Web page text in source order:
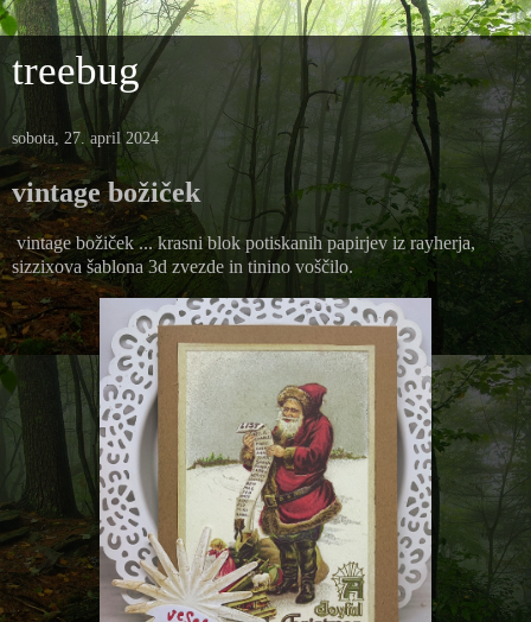
treebug
sobota, 27. april 2024
vintage božiček
vintage božiček ... krasni blok potiskanih papirjev iz rayherja,
sizzixova šablona 3d zvezde in tinino voščilo.